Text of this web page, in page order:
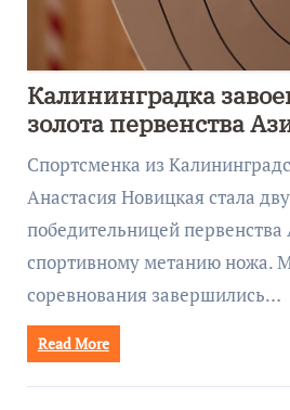
Калининградка
золота первенства
метанию ножа
Спортсменка из
Анастасия Новицкая стала
победительницей первенства
спортивному метанию ножа.
соревнования завершились…
Read More